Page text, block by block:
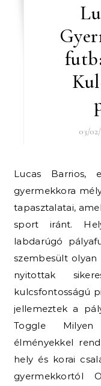
03/
Lucas Barrios, egy argentin profi labdarúgó,
gyermekkora
tapasztalatai,
sport iránt.
labdarúgó
szembesült
nyitottak
kulcsfontosságú
jellemeztek a
Toggle
élményekkel
hely és korai
gyermekkortól